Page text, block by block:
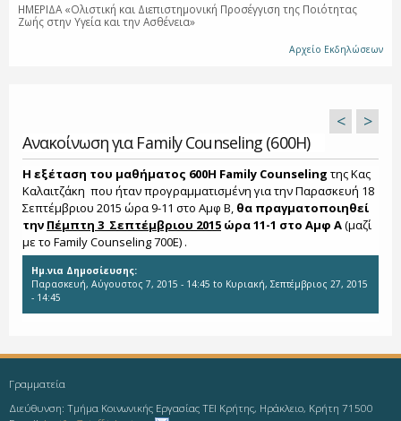
ΗΜΕΡΙΔΑ «Ολιστική και Διεπιστημονική Προσέγγιση της Ποιότητας
Ζωής στην Υγεία και την Ασθένεια»
Αρχείο Εκδηλώσεων
Ανακοίνωση για Family Counseling (600Η)
< >
Η εξέταση του μαθήματος 600H Family Counseling της Κας
Καλαιτζάκη που ήταν προγραμματισμένη για την Παρασκευή 18
Σεπτέμβριου 2015 ώρα 9-11 στο Αμφ Β, θα πραγματοποιηθεί
την Πέμπτη 3 Σεπτέμβριου 2015 ώρα 11-1 στο Αμφ Α(μαζί
με το Family Counseling 700E) .
Ημ.νια Δημοσίευσης:
Παρασκευή, Αύγουστος 7, 2015 - 14:45 to Κυριακή, Σεπτέμβριος 27, 2015
- 14:45
Γραμματεία
Διεύθυνση: Τμήμα Κοινωνικής Εργασίας ΤΕΙ Κρήτης, Ηράκλειο, Κρήτη 71500